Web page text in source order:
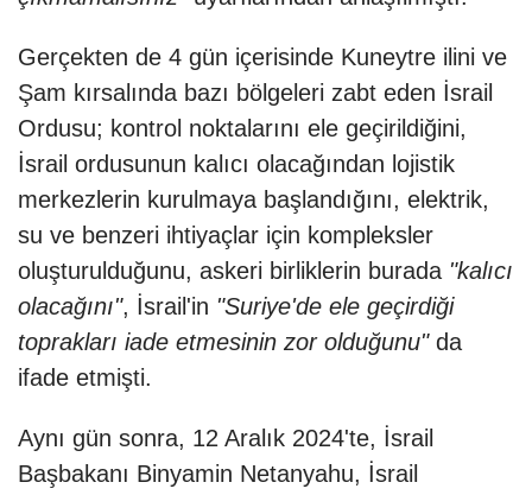
Gerçekten de 4 gün içerisinde Kuneytre ilini ve
Şam kırsalında bazı bölgeleri zabt eden İsrail
Ordusu; kontrol noktalarını ele geçirildiğini,
İsrail ordusunun kalıcı olacağından lojistik
merkezlerin kurulmaya başlandığını, elektrik,
su ve benzeri ihtiyaçlar için kompleksler
oluşturulduğunu, askeri birliklerin burada "kalıcı
olacağını", İsrail'in "Suriye'de ele geçirdiği
toprakları iade etmesinin zor olduğunu" da
ifade etmişti.
Aynı gün sonra, 12 Aralık 2024'te, İsrail
Başbakanı Binyamin Netanyahu, İsrail